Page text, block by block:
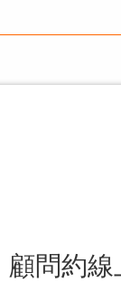
顧問約